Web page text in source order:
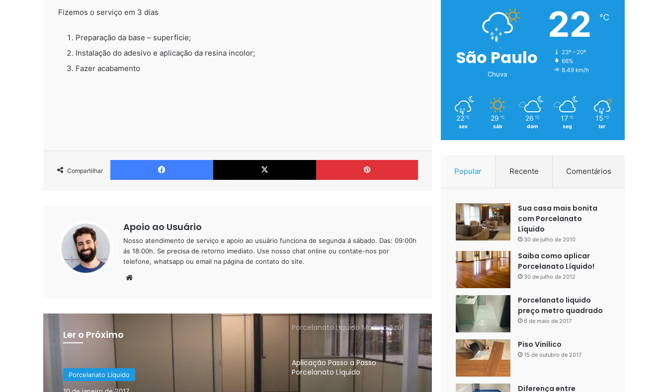
Fizemos o serviço em 3 dias
Preparação da base – superfície;
Instalação do adesivo e aplicação da resina incolor;
Fazer acabamento
Compartilhar
Facebook X Pinterest
Apoio ao Usuário
Nosso atendimento de serviço e apoio ao usuário funciona de segunda á sábado. Das: 09:00h
ás 18:00h. Se precisa de retorno imediato. Use nosso chat online ou contate-nos por
telefone, whatsapp ou email na página de contato do site.
Ler o Próximo
Porcelanato Líquido
Porcelanato Líquido
Porcelanato líquido 3d fotos e
desenhos!
Aplicação Passo a Passo
São Paulo
Chuva
22 ℃
23º - 20º
66%
8.49 km/h
22 ℃
sex
29 ℃
sáb
26 ℃
dom
17 ℃
seg
15 ℃
ter
Popular Recente Comentários
Sua casa mais bonita
com Porcelanato
Líquido
30 de julho de 2010
Saiba como aplicar
Porcelanato Líquido!
30 de julho de 2012
Porcelanato liquido
preço metro quadrado
6 de maio de 2017
Piso Vinílico
15 de outubro de 2017
Diferença entre